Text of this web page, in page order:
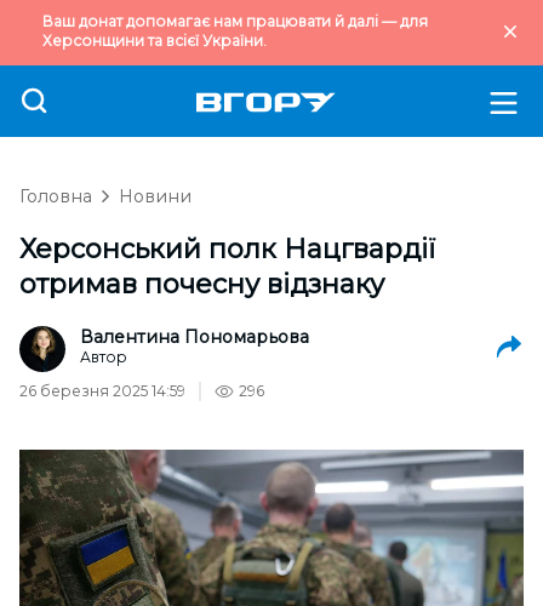
Ваш донат допомагає нам працювати й далі — для
Херсонщини та всієї України.
Головна Новини
Херсонський полк Нацгвардії
отримав почесну відзнаку
Валентина Пономарьова
Автор
26 березня 2025 14:59
296